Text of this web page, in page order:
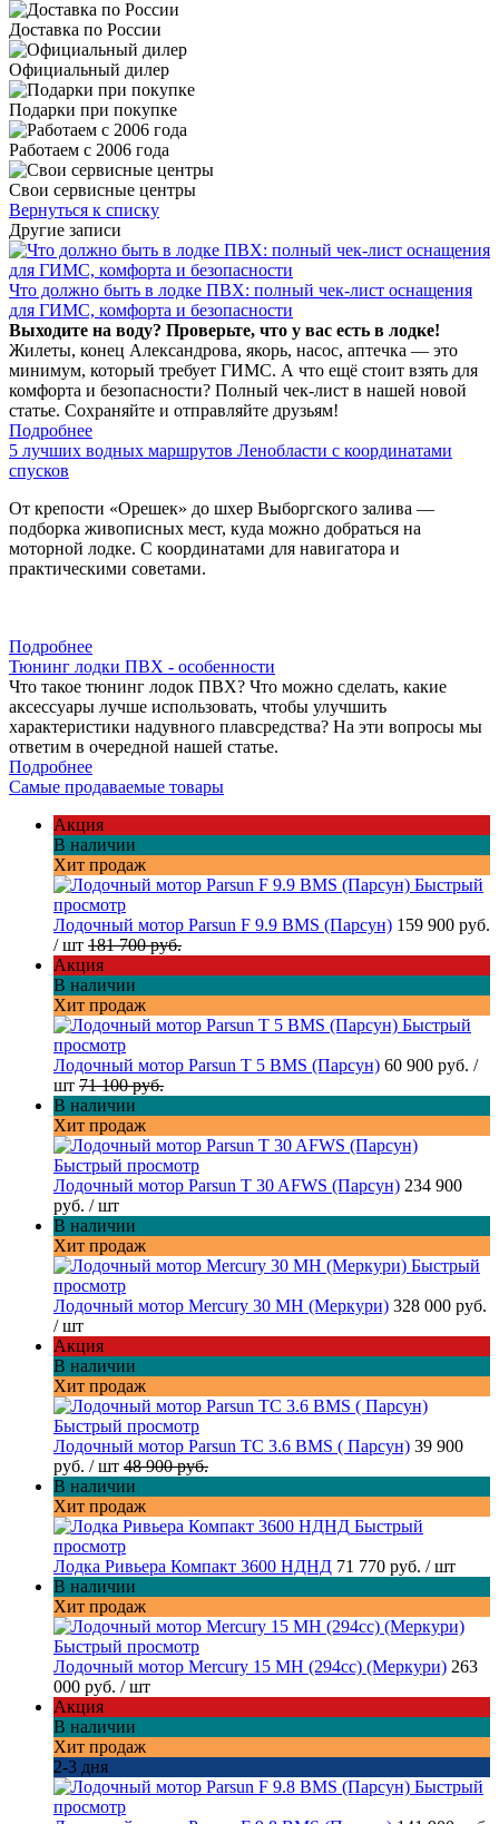
Доставка по России
Официальный дилер
Подарки при покупке
Работаем с 2006 года
Свои сервисные центры
Вернуться к списку
Другие записи
Что должно быть в лодке ПВХ: полный чек-лист оснащения
для ГИМС, комфорта и безопасности
Выходите на воду? Проверьте, что у вас есть в лодке!
Жилеты, конец Александрова, якорь, насос, аптечка — это
минимум, который требует ГИМС. А что ещё стоит взять для
комфорта и безопасности? Полный чек-лист в нашей новой
статье. Сохраняйте и отправляйте друзьям!
Подробнее
5 лучших водных маршрутов Ленобласти с координатами
спусков
От крепости «Орешек» до шхер Выборгского залива —
подборка живописных мест, куда можно добраться на
моторной лодке. С координатами для навигатора и
практическими советами.
Подробнее
Тюнинг лодки ПВХ - особенности
Что такое тюнинг лодок ПВХ? Что можно сделать, какие
аксессуары лучше использовать, чтобы улучшить
характеристики надувного плавсредства? На эти вопросы мы
ответим в очередной нашей статье.
Подробнее
Самые продаваемые товары
Акция
В наличии
Хит продаж
Быстрый
просмотр
Лодочный мотор Parsun F 9.9 BMS (Парсун) 159 900 руб.
/ шт 181 700 руб.
Акция
В наличии
Хит продаж
Быстрый
просмотр
Лодочный мотор Parsun T 5 BMS (Парсун) 60 900 руб. /
шт 71 100 руб.
В наличии
Хит продаж
Быстрый просмотр
Лодочный мотор Parsun T 30 AFWS (Парсун) 234 900
руб. / шт
В наличии
Хит продаж
Быстрый
просмотр
Лодочный мотор Mercury 30 MH (Меркури) 328 000 руб.
/ шт
Акция
В наличии
Хит продаж
Быстрый просмотр
Лодочный мотор Parsun TC 3.6 BMS ( Парсун) 39 900
руб. / шт 48 900 руб.
В наличии
Хит продаж
Быстрый
просмотр
Лодка Ривьера Компакт 3600 НДНД 71 770 руб. / шт
В наличии
Хит продаж
Быстрый просмотр
Лодочный мотор Mercury 15 MH (294cc) (Меркури) 263
000 руб. / шт
Акция
В наличии
Хит продаж
2-3 дня
Быстрый
просмотр